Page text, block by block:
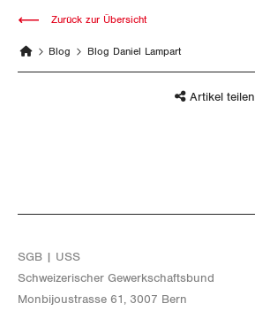
Blog Blog Daniel Lampart
Zurück zur Übersicht
Artikel teilen
SGB | USS
Schwei­ze­ri­scher Ge­werk­schafts­bund
Mon­bi­joustras­se 61, 3007 Bern